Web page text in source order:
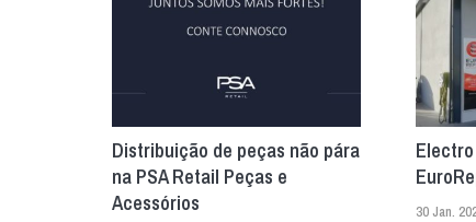
Distribuição de peças não pára
na PSA Retail Peças e
Acessórios
30 Jan.